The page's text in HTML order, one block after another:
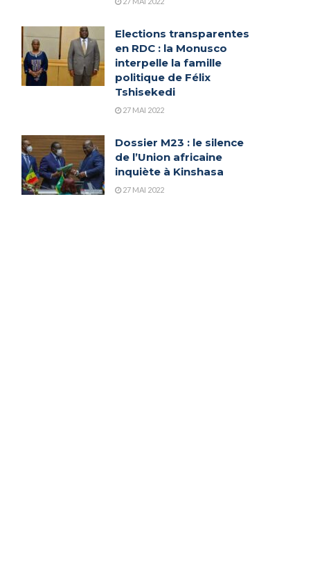
Elections transparentes
en RDC : la Monusco
interpelle la famille
politique de Félix
Tshisekedi
27 MAI 2022
Dossier M23 : le silence
de l’Union africaine
inquiète à Kinshasa
27 MAI 2022